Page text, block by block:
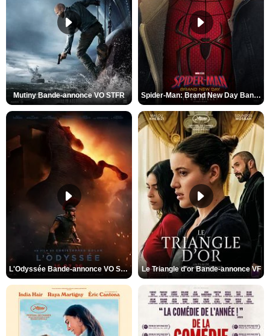
Mutiny Bande-annonce VO STFR Spider-Man: Brand New Day Bande-annonce VO STFR
L'Odyssée Bande-annonce VO STFR Le Triangle d'or Bande-annonce VF